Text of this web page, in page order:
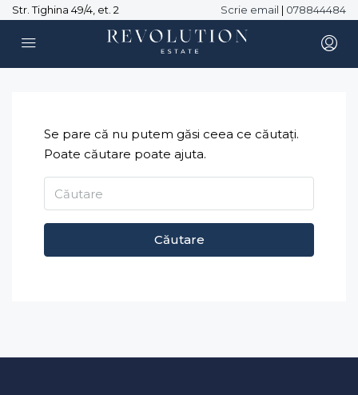
Str. Tighina 49/4, et. 2 Scrie email | 078844484
Se pare că nu putem găsi ceea ce căutați.
Poate căutare poate ajuta.
Căutare